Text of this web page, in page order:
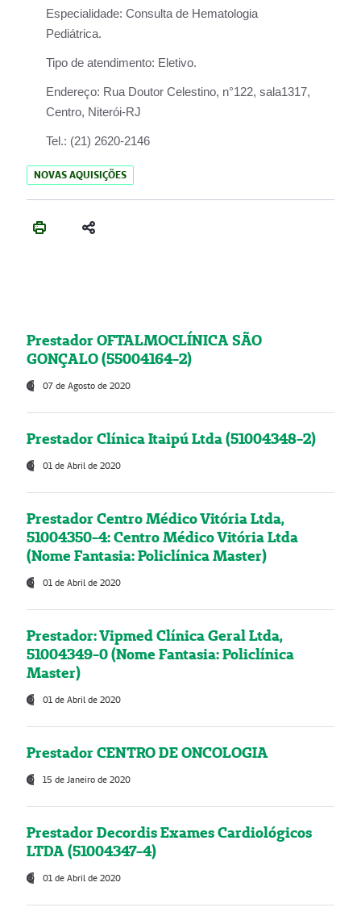
Especialidade: Consulta de Hematologia
Pediátrica.
Tipo de atendimento: Eletivo.
Endereço: Rua Doutor Celestino, n°122, sala1317,
Centro, Niterói-RJ
Tel.: (21) 2620-2146
NOVAS AQUISIÇÕES
Prestador OFTALMOCLÍNICA SÃO
GONÇALO (55004164-2)
07 de Agosto de 2020
Prestador Clínica Itaipú Ltda (51004348-2)
01 de Abril de 2020
Prestador Centro Médico Vitória Ltda,
51004350-4: Centro Médico Vitória Ltda
(Nome Fantasia: Policlínica Master)
01 de Abril de 2020
Prestador: Vipmed Clínica Geral Ltda,
51004349-0 (Nome Fantasia: Policlínica
Master)
01 de Abril de 2020
Prestador CENTRO DE ONCOLOGIA
15 de Janeiro de 2020
Prestador Decordis Exames Cardiológicos
LTDA (51004347-4)
01 de Abril de 2020